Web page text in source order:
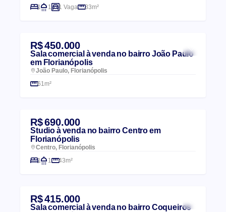
1
1 1 Vaga 33m²
R$ 450.000
Sala comercial à venda no bairro João Paulo
em Florianópolis
João Paulo, Florianópolis
61m²
R$ 690.000
Studio à venda no bairro Centro em
Florianópolis
Centro, Florianópolis
1
1 43m²
R$ 415.000
Sala comercial à venda no bairro Coqueiros